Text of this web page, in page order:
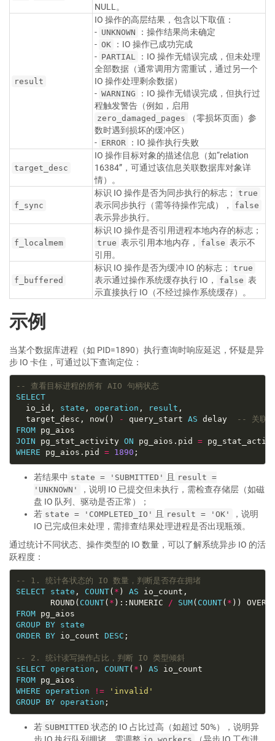
NULL。
result
IO 操作的高层结果，包含以下取值：
- UNKNOWN
：操作结果尚未确定
- OK
：IO 操作已成功完成
- PARTIAL
：IO 操作无错误完成，但未处理
全部数据（通常调用方需重试，通过另一个
IO 操作处理剩余数据）
- WARNING
：IO 操作无错误完成，但执行过
程触发警告（例如，启用
zero_damaged_pages
（零损坏页面）参
数时遇到损坏的缓冲区）
- ERROR ：IO 操作执行失败
target_desc
IO 操作目标对象的描述信息（如“relation
16384”，可通过该信息关联数据库对象详
情）。
f_sync
标识 IO 操作是否为同步执行的标志； true
表示同步执行（需等待操作完成）， false
表示异步执行。
f_localmem
标识 IO 操作是否引用进程本地内存的标志；
true 表示引用本地内存， false 表示不
引用。
f_buffered
标识 IO 操作是否为缓冲 IO 的标志； true
表示通过操作系统缓存执行 IO， false 表
示直接执行 IO（不经过操作系统缓存）。
示例
当某个数据库进程（如 PID=1890）执行查询时响应延迟，怀疑是异
步 IO 卡住，可通过以下查询定位：
SELECT
  io_id,
state , operation , result
  target_desc, now()
- query_start AS delay
FROM
JOIN pg_stat_activity ON pg_aios.pid =
WHERE pg_aios.pid = 1890
若结果中 state = 'SUBMITTED' 且
result =
'UNKNOWN'
，说明 IO 已提交但未执行，需检查存储层（如磁
盘 IO 队列、驱动是否正常）；
若 state = 'COMPLETED_IO' 且 result = 'OK'
，说明
IO 已完成但未处理，需排查结果处理进程是否出现瓶颈。
通过统计不同状态、操作类型的 IO 数量，可以了解系统异步 IO 的活
跃程度：
SELECT
state , COUNT( * ) AS
       ROUND(
COUNT( * )::NUMERIC / SUM( COUNT( * ))
FROM
GROUP
BY
state
ORDER
BY io_count DESC
-- 2. 统计读写操作占比，判断 IO 类型倾斜
SELECT
operation , COUNT( * ) AS
FROM
WHERE
operation !=
'invalid'
GROUP
BY operation
若 SUBMITTED 状态的 IO 占比过高（如超过 50%），说明异
步 IO 执行队列拥堵，需调整
（异步 IO 工作进